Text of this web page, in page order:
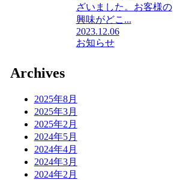
ざいました。お客様の
興味がどこ...
2023.12.06
お知らせ
Archives
2025年8月
2025年3月
2025年2月
2024年5月
2024年4月
2024年3月
2024年2月